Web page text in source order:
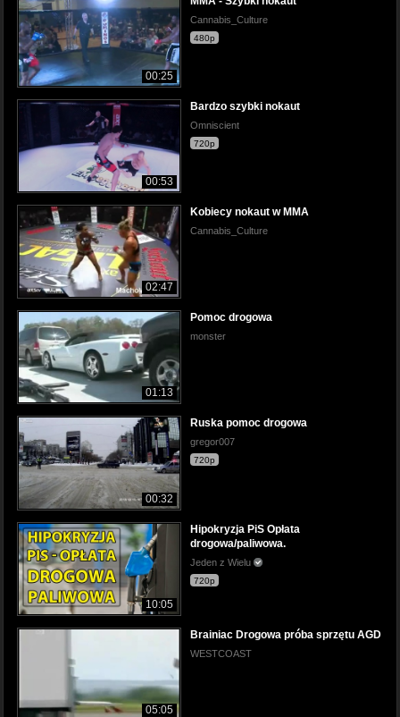
00:25
Cannabis_Culture
480p
00:53
Bardzo szybki nokaut
Omniscient
720p
02:47
Kobiecy nokaut w MMA
Cannabis_Culture
01:13
Pomoc drogowa
monster
00:32
Ruska pomoc drogowa
gregor007
720p
10:05
Hipokryzja PiS Opłata
drogowa/paliwowa.
Jeden z Wielu
720p
05:05
Brainiac Drogowa próba sprzętu AGD
WESTCOAST